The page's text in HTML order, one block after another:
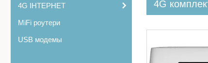
4G
4G ІНТЕРНЕТ
MiFi роутери
USB модемы